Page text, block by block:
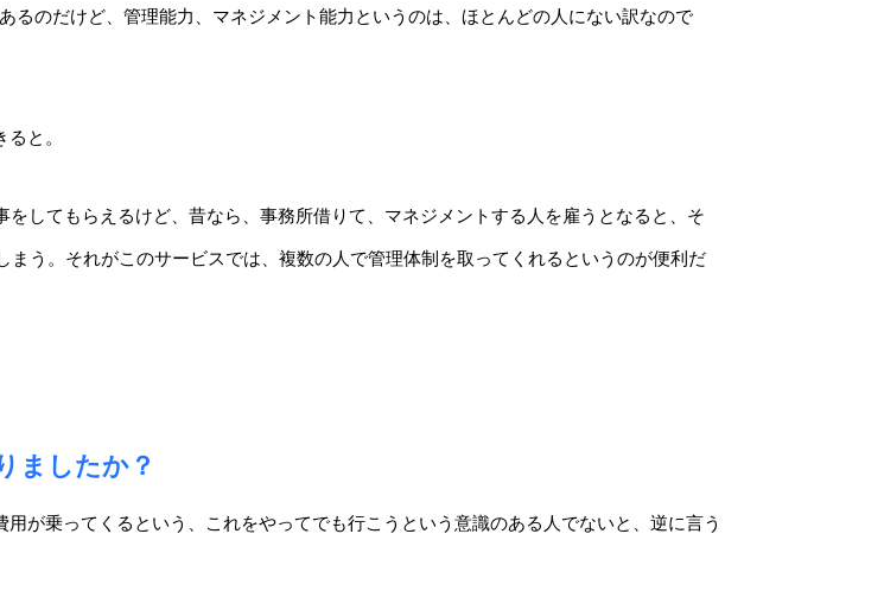
のだけど、管理能力、マネジメント能力というのは、ほとんどの人にない訳なので
と。
してもらえるけど、昔なら、事務所借りて、マネジメントする人を雇うとなると、そ
う。それがこのサービスでは、 複数の人で管理体制を取ってくれる というのが便利だ
ましたか？
が乗ってくるという、これをやってでも行こうという意識のある人でないと、逆に言う